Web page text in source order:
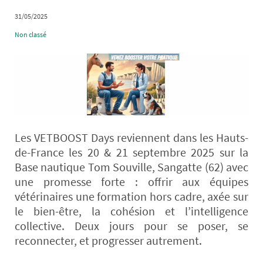
31/05/2025
Non classé
Les VETBOOST Days reviennent dans les Hauts-
de-France les 20 & 21 septembre 2025 sur la
Base nautique Tom Souville, Sangatte (62) avec
une promesse forte : offrir aux équipes
vétérinaires une formation hors cadre, axée sur
le bien-être, la cohésion et l’intelligence
collective. Deux jours pour se poser, se
reconnecter, et progresser autrement.